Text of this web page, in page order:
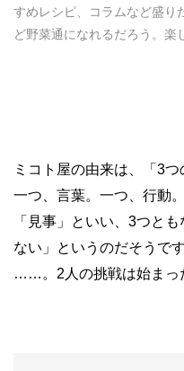
すめレシピ、コラムなど盛り
ど野菜通になれるだろう。楽
ミコト屋の由来は、「3
一つ、言葉。一つ、行動
「見事」といい、3つと
ない」というのだそうで
……。2人の挑戦は始まっ